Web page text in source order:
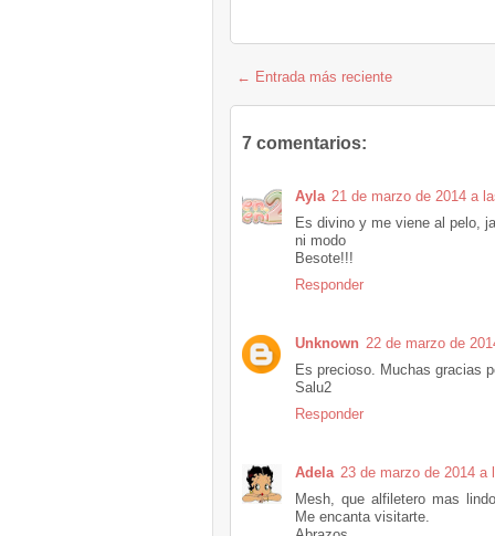
← Entrada más reciente
7 comentarios:
Ayla 21 de marzo de 2014 a
Es divino y me viene al pelo,
ni modo
Besote!!!
Responder
Unknown 22 de marzo de
Es precioso. Muchas gracias
Salu2
Responder
Adela 23 de marzo de 2014 a
Mesh, que alfiletero mas
Me encanta visitarte.